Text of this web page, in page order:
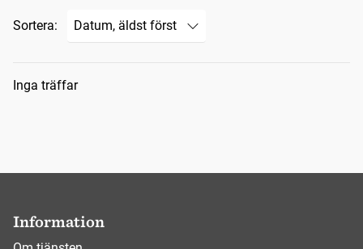
Sortera:
Sökresultat
Inga träffar
Information